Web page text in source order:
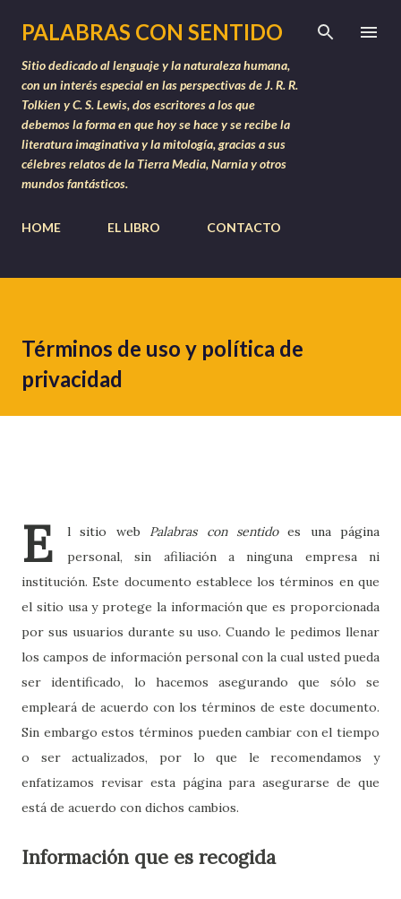
Ir al contenido principal
PALABRAS CON SENTIDO
Sitio dedicado al lenguaje y la naturaleza humana,
con un interés especial en las perspectivas de J. R. R.
Tolkien y C. S. Lewis, dos escritores a los que
debemos la forma en que hoy se hace y se recibe la
literatura imaginativa y la mitología, gracias a sus
célebres relatos de la Tierra Media, Narnia y otros
mundos fantásticos.
HOME EL LIBRO CONTACTO
Términos de uso y política de
privacidad
E l sitio web Palabras con sentidoes una página
personal, sin afiliación a ninguna empresa ni
institución. Este documento establece los términos en que
el sitio usa y protege la información que es proporcionada
por sus usuarios durante su uso. Cuando le pedimos llenar
los campos de información personal con la cual usted pueda
ser identificado, lo hacemos asegurando que sólo se
empleará de acuerdo con los términos de este documento.
Sin embargo estos términos pueden cambiar con el tiempo
o ser actualizados, por lo que le recomendamos y
enfatizamos revisar esta página para asegurarse de que
está de acuerdo con dichos cambios.
Información que es recogida